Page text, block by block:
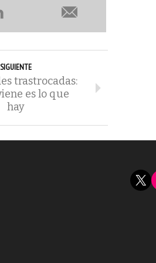
SIGUIENTE
trastrocadas:
es lo que
hay
X